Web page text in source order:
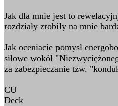
Jak dla mnie jest to
rozdziały zrobiły na mnie
Jak oceniacie pomysł
siłowe wokół
za zabezpieczanie tzw.
CU
Deck